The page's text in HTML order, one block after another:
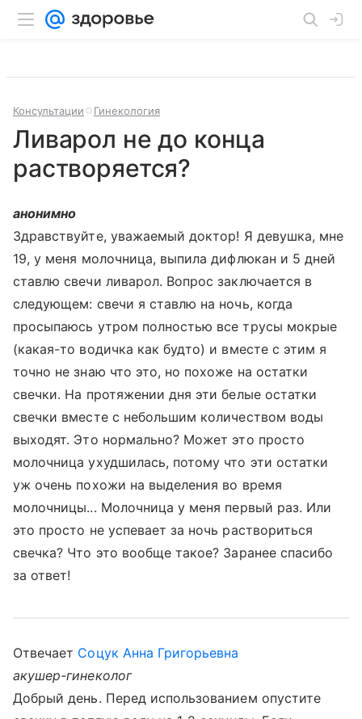
Консультации Гинекология
Ливарол не до конца
растворяется?
анонимно
Здравствуйте, уважаемый доктор! Я девушка, мне
19, у меня молочница, выпила дифлюкан и 5 дней
ставлю свечи ливарол. Вопрос заключается в
следующем: свечи я ставлю на ночь, когда
просыпаюсь утром полностью все трусы мокрые
(какая-то водичка как будто) и вместе с этим я
точно не знаю что это, но похоже на остатки
свечки. На протяжении дня эти белые остатки
свечки вместе с небольшим количеством воды
выходят. Это нормально? Может это просто
молочница ухудшилась, потому что эти остатки
уж очень похожи на выделения во время
молочницы... Молочница у меня первый раз. Или
это просто не успевает за ночь раствориться
свечка? Что это вообще такое? Заранее спасибо
за ответ!
Отвечает Соцук Анна Григорьевна
акушер-гинеколог
Добрый день. Перед использованием опустите